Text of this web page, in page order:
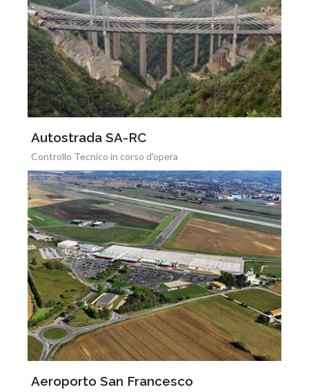
Autostrada SA-RC
Controllo Tecnico in corso d'opera
Aeroporto San Francesco